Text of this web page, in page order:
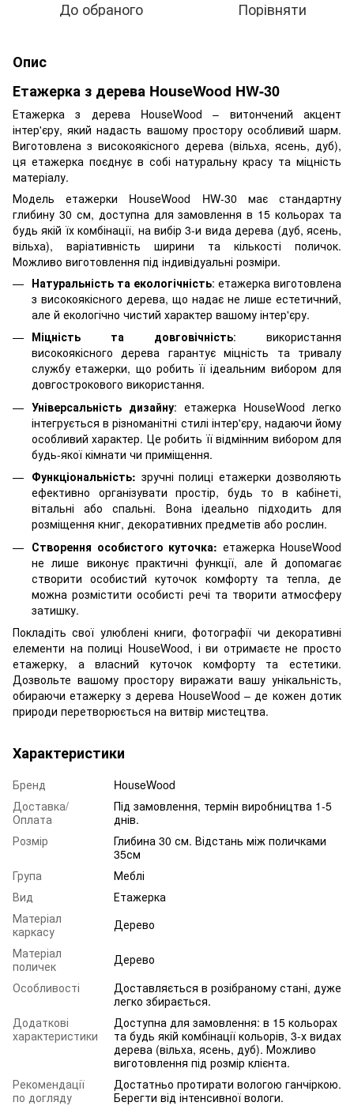
До обраного Порівняти
Опис
Етажерка з дерева HouseWood HW-30
Етажерка з дерева HouseWood – витончений акцент
інтер'єру, який надасть вашому простору особливий шарм.
Виготовлена з високоякісного дерева (вільха, ясень, дуб),
ця етажерка поєднує в собі натуральну красу та міцність
матеріалу.
Модель етажерки HouseWood HW-30 має стандартну
глибину 30 см, доступна для замовлення в 15 кольорах та
будь якій їх комбінації, на вибір 3-и вида дерева (дуб, ясень,
вільха), варіативність ширини та кількості поличок.
Можливо виготовлення під індивідуальні розміри.
Натуральність та екологічність: етажерка виготовлена
з високоякісного дерева, що надає не лише естетичний,
але й екологічно чистий характер вашому інтер'єру.
Міцність та довговічність: використання
високоякісного дерева гарантує міцність та тривалу
службу етажерки, що робить її ідеальним вибором для
довгострокового використання.
Універсальність дизайну: етажерка HouseWood легко
інтегрується в різноманітні стилі інтер'єру, надаючи йому
особливий характер. Це робить її відмінним вибором для
будь-якої кімнати чи приміщення.
Функціональність: зручні полиці етажерки дозволяють
ефективно організувати простір, будь то в кабінеті,
вітальні або спальні. Вона ідеально підходить для
розміщення книг, декоративних предметів або рослин.
Створення особистого куточка: етажерка HouseWood
не лише виконує практичні функції, але й допомагає
створити особистий куточок комфорту та тепла, де
можна розмістити особисті речі та творити атмосферу
затишку.
Покладіть свої улюблені книги, фотографії чи декоративні
елементи на полиці HouseWood, і ви отримаєте не просто
етажерку, а власний куточок комфорту та естетики.
Дозвольте вашому простору виражати вашу унікальність,
обираючи етажерку з дерева HouseWood – де кожен дотик
природи перетворюється на витвір мистецтва.
Характеристики
Бренд
HouseWood
Доставка/
Оплата
Під замовлення, термін виробництва 1-5
днів.
Розмір
Глибина 30 см. Відстань між поличками
35см
Група
Меблі
Вид
Етажерка
Матеріал
каркасу
Дерево
Матеріал
поличек
Дерево
Особливості
Доставляється в розібраному стані, дуже
легко збирається.
Додаткові
характеристики
Доступна для замовлення: в 15 кольорах
та будь якій комбінації кольорів, 3-х видах
дерева (вільха, ясень, дуб). Можливо
виготовлення під розмір клієнта.
Рекомендації
по догляду
Достатньо протирати вологою ганчіркою.
Берегти від інтенсивної вологи.